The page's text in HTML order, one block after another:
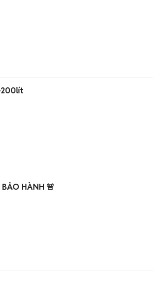
200lít
HÀNH 🚨